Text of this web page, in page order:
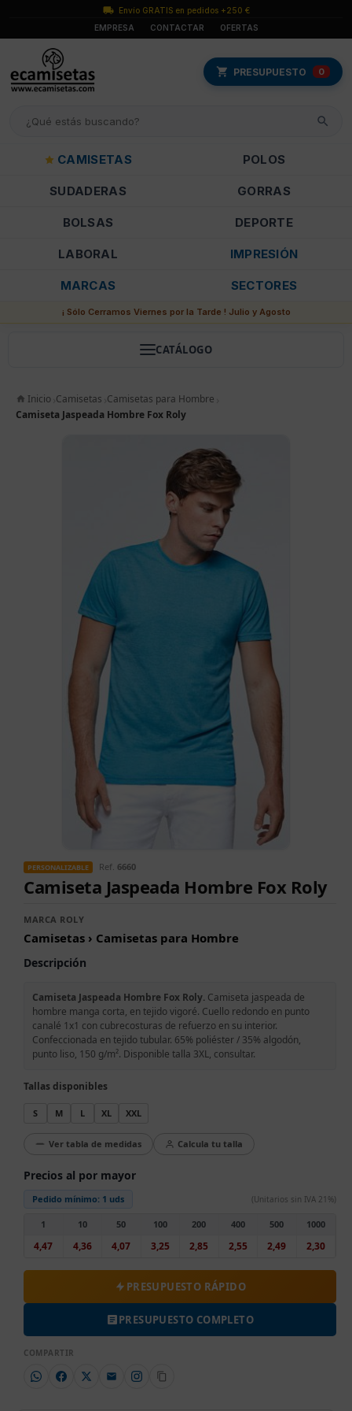
Envío GRATIS en pedidos +250 €
EMPRESA
CONTACTAR OFERTAS
PRESUPUESTO 0
CAMISETAS POLOS
SUDADERAS GORRAS
BOLSAS DEPORTE
LABORAL IMPRESIÓN
MARCAS SECTORES
¡ Sólo Cerramos Viernes por la Tarde ! Julio y Agosto
CATÁLOGO
Inicio Camisetas Camisetas para Hombre
Camiseta Jaspeada Hombre Fox Roly
PERSONALIZABLE Ref. 6660
Camiseta Jaspeada Hombre Fox Roly
MARCA ROLY
Camisetas › Camisetas para Hombre
Descripción
Camiseta Jaspeada Hombre Fox Roly. Camiseta jaspeada de
hombre manga corta, en tejido vigoré. Cuello redondo en punto
canalé 1x1 con cubrecosturas de refuerzo en su interior.
Confeccionada en tejido tubular. 65% poliéster / 35% algodón,
punto liso, 150 g/m². Disponible talla 3XL, consultar.
Tallas disponibles
S M L XL XXL
Ver tabla de medidas Calcula tu talla
Precios al por mayor
Pedido mínimo: 1 uds (Unitarios sin IVA 21%)
1
4,47
10
4,36
50
4,07
100
3,25
200
2,85
400
2,55
500
2,49
1000
2,30
PRESUPUESTO RÁPIDO
PRESUPUESTO COMPLETO
COMPARTIR